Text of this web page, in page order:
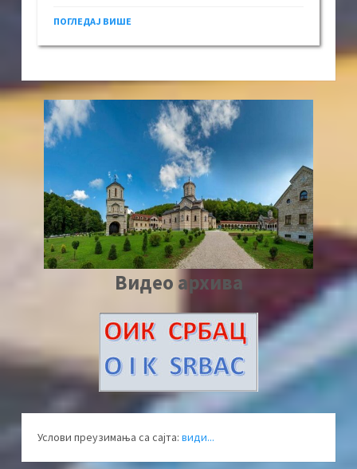
ПОГЛЕДАЈ ВИШЕ
Видео архива
Услови преузимања са сајта: види...